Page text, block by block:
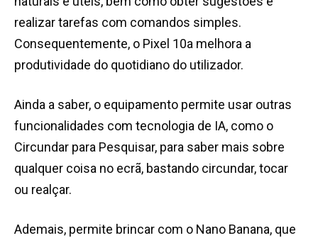
realizar tarefas com comandos simples.
Consequentemente, o Pixel 10a melhora a
produtividade do quotidiano do utilizador.
Ainda a saber, o equipamento permite usar outras
funcionalidades com tecnologia de IA, como o
Circundar para Pesquisar, para saber mais sobre
qualquer coisa no ecrã, bastando circundar, tocar
ou realçar.
Ademais, permite brincar com o Nano Banana, que